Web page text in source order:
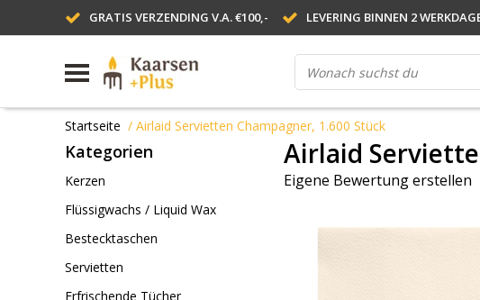
GRATIS VERZENDING V.A. €100,- LEVERING BINNEN 2
Startseite / Airlaid Servietten Champagner, 1.600 Stück
Kategorien
Kerzen
Flüssigwachs / Liquid Wax
Bestecktaschen
Servietten
Erfrischende Tücher
Airlaid
Eigene Bewertung erstellen